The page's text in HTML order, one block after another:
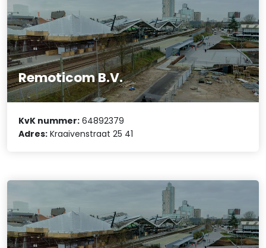
Remoticom B.V.
KvK nummer: 64892379
Adres: Kraaivenstraat 25 41